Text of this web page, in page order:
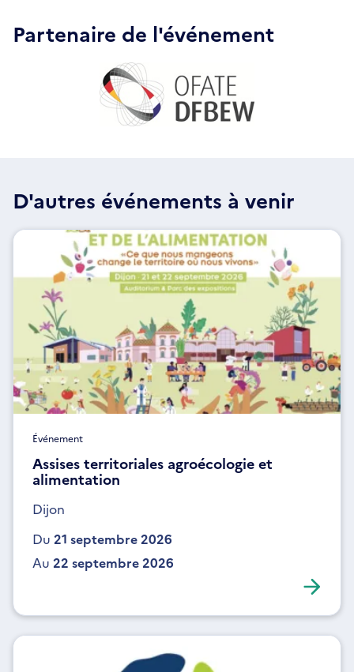
Partenaire de l'événement
D'autres événements à venir
Événement
Assises territoriales agroécologie et
alimentation
Dijon
Du 21 septembre 2026
Au 22 septembre 2026